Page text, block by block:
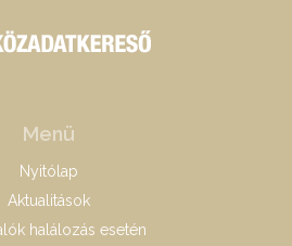
Menü
Nyitólap
Aktualitások
halálozás esetén